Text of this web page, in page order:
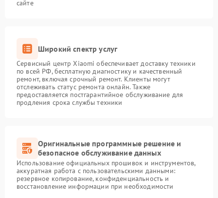
сайте
Широкий спектр услуг
Сервисный центр Xiaomi обеспечивает доставку техники
по всей РФ, бесплатную диагностику и качественный
ремонт, включая срочный ремонт. Клиенты могут
отслеживать статус ремонта онлайн. Также
предоставляется постгарантийное обслуживание для
продления срока службы техники
Оригинальные программные решение и
безопасное обслуживание данных
Использование официальных прошивок и инструментов,
аккуратная работа с пользовательскими данными:
резервное копирование, конфиденциальность и
восстановление информации при необходимости